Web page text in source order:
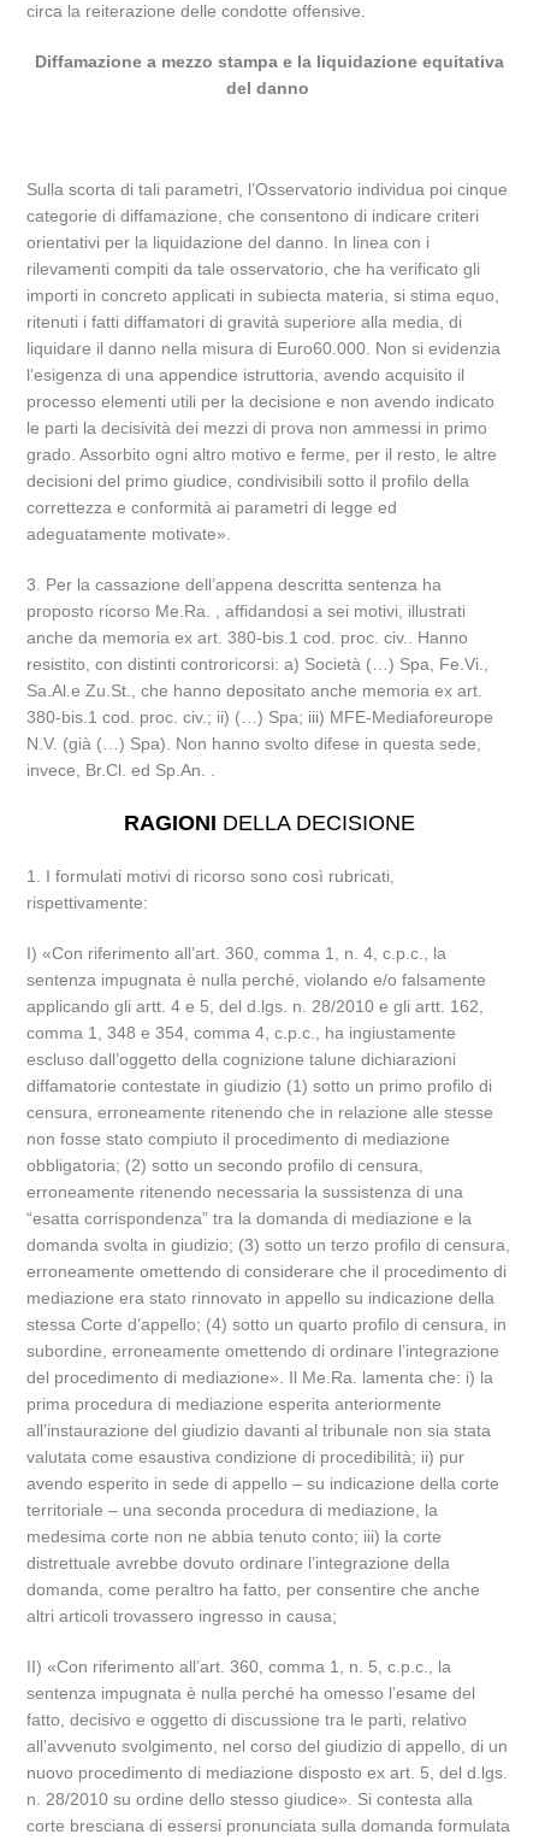
circa la reiterazione delle condotte offensive.
Diffamazione a mezzo stampa e la liquidazione equitativa
del danno
Sulla scorta di tali parametri, l’Osservatorio individua poi cinque
categorie di diffamazione, che consentono di indicare criteri
orientativi per la liquidazione del danno. In linea con i
rilevamenti compiti da tale osservatorio, che ha verificato gli
importi in concreto applicati in subiecta materia, si stima equo,
ritenuti i fatti diffamatori di gravità superiore alla media, di
liquidare il danno nella misura di Euro60.000. Non si evidenzia
l’esigenza di una appendice istruttoria, avendo acquisito il
processo elementi utili per la decisione e non avendo indicato
le parti la decisività dei mezzi di prova non ammessi in primo
grado. Assorbito ogni altro motivo e ferme, per il resto, le altre
decisioni del primo giudice, condivisibili sotto il profilo della
correttezza e conformità ai parametri di legge ed
adeguatamente motivate».
3. Per la cassazione dell’appena descritta sentenza ha
proposto ricorso Me.Ra. , affidandosi a sei motivi, illustrati
anche da memoria ex art. 380-bis.1 cod. proc. civ.. Hanno
resistito, con distinti controricorsi: a) Società (…) Spa, Fe.Vi.,
Sa.Al.e Zu.St., che hanno depositato anche memoria ex art.
380-bis.1 cod. proc. civ.; ii) (…) Spa; iii) MFE-Mediaforeurope
N.V. (già (…) Spa). Non hanno svolto difese in questa sede,
invece, Br.Cl. ed Sp.An. .
RAGIONI DELLA DECISIONE
1. I formulati motivi di ricorso sono così rubricati,
rispettivamente:
I) «Con riferimento all’art. 360, comma 1, n. 4, c.p.c., la
sentenza impugnata è nulla perché, violando e/o falsamente
applicando gli artt. 4 e 5, del d.lgs. n. 28/2010 e gli artt. 162,
comma 1, 348 e 354, comma 4, c.p.c., ha ingiustamente
escluso dall’oggetto della cognizione talune dichiarazioni
diffamatorie contestate in giudizio (1) sotto un primo profilo di
censura, erroneamente ritenendo che in relazione alle stesse
non fosse stato compiuto il procedimento di mediazione
obbligatoria; (2) sotto un secondo profilo di censura,
erroneamente ritenendo necessaria la sussistenza di una
“esatta corrispondenza” tra la domanda di mediazione e la
domanda svolta in giudizio; (3) sotto un terzo profilo di censura,
erroneamente omettendo di considerare che il procedimento di
mediazione era stato rinnovato in appello su indicazione della
stessa Corte d’appello; (4) sotto un quarto profilo di censura, in
subordine, erroneamente omettendo di ordinare l’integrazione
del procedimento di mediazione». Il Me.Ra. lamenta che: i) la
prima procedura di mediazione esperita anteriormente
all’instaurazione del giudizio davanti al tribunale non sia stata
valutata come esaustiva condizione di procedibilità; ii) pur
avendo esperito in sede di appello – su indicazione della corte
territoriale – una seconda procedura di mediazione, la
medesima corte non ne abbia tenuto conto; iii) la corte
distrettuale avrebbe dovuto ordinare l’integrazione della
domanda, come peraltro ha fatto, per consentire che anche
altri articoli trovassero ingresso in causa;
II) «Con riferimento all’art. 360, comma 1, n. 5, c.p.c., la
sentenza impugnata è nulla perché ha omesso l’esame del
fatto, decisivo e oggetto di discussione tra le parti, relativo
all’avvenuto svolgimento, nel corso del giudizio di appello, di un
nuovo procedimento di mediazione disposto ex art. 5, del d.lgs.
n. 28/2010 su ordine dello stesso giudice». Si contesta alla
corte bresciana di essersi pronunciata sulla domanda formulata